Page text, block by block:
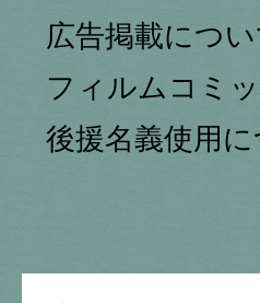
広告掲載につい
フィルムコミ
後援名義使用